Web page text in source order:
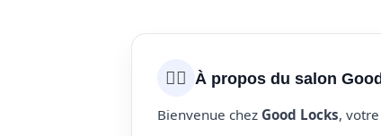
💇‍♀️ À propos du salon
Bienvenue chez Good Locks,